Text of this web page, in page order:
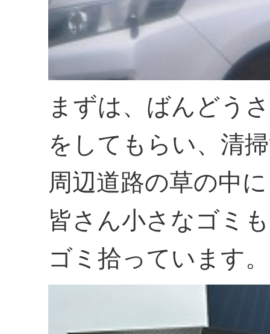
まずは、ばんどう
をしてもらい、清
周辺道路の草の中
皆さん小さなゴミ
ゴミ拾っています。